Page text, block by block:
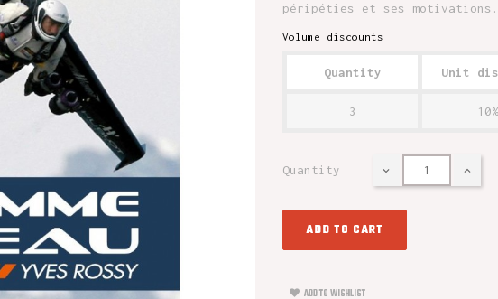
péripéties et ses motivations.
Volume discounts
Quantity Unit
3 10%
Quantity
ADD TO CART
ADD TO WISHLIST